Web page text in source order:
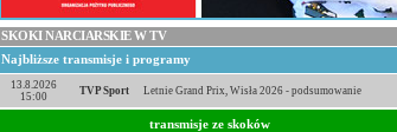
SKOKI NARCIARSKIE W TV
Najbliższe transmisje i programy
13.8.2026
15:00
TVP Sport Letnie Grand Prix, Wisła 2026 - podsumowanie
transmisje ze skoków